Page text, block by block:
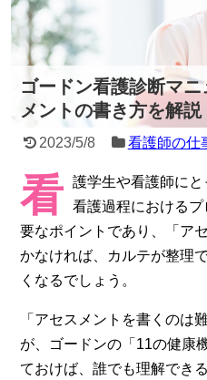
ゴードン看護診断マ
メントの書き方を解説
2023/5/8 看護師の仕
看 護学生や看護師にと
看護過程における
要なポイントであり、「ア
かなければ、カルテが整理
くなるでしょう。
「アセスメントを書くのは
が、ゴードンの「11の健康
ておけば、誰でも理解でき